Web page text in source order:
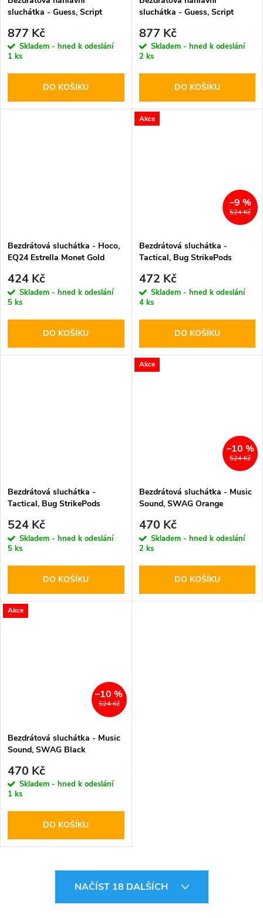
sluchátka - Guess, Script
877 Kč
Skladem - hned k odeslání
1 ks
DO KOŠÍKU
sluchátka - Guess, Script
877 Kč
Skladem - hned k odeslání
2 ks
DO KOŠÍKU
Bezdrátová sluchátka - Hoco,
EQ24 Estrella Monet Gold
424 Kč
Skladem - hned k odeslání
5 ks
DO KOŠÍKU
Akce
524 Kč
–9 %
Bezdrátová sluchátka -
Tactical, Bug StrikePods
472 Kč
Skladem - hned k odeslání
4 ks
DO KOŠÍKU
Bezdrátová sluchátka -
Tactical, Bug StrikePods
524 Kč
Skladem - hned k odeslání
5 ks
DO KOŠÍKU
Akce
524 Kč
–10 %
Bezdrátová sluchátka - Music
Sound, SWAG Orange
470 Kč
Skladem - hned k odeslání
2 ks
DO KOŠÍKU
Akce
524 Kč
–10 %
Bezdrátová sluchátka - Music
Sound, SWAG Black
470 Kč
Skladem - hned k odeslání
1 ks
DO KOŠÍKU
NAČÍST 18 DALŠÍCH